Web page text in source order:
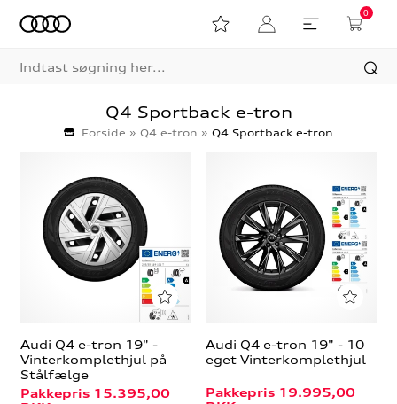
0
Q4 Sportback e-tron
Forside » Q4 e-tron » Q4 Sportback e-tron
Audi Q4 e-tron 19" -
Vinterkomplethjul på
Stålfælge
Pakkepris 15.395,00
Audi Q4 e-tron 19" - 10
eget Vinterkomplethjul
Pakkepris 19.995,00